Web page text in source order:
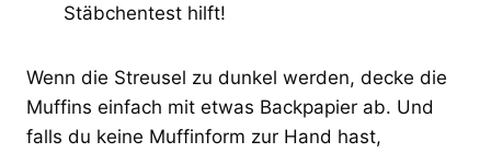
Stäbchentest hilft!
Wenn die Streusel zu dunkel werden, decke die
Muffins einfach mit etwas Backpapier ab. Und
falls du keine Muffinform zur Hand hast,